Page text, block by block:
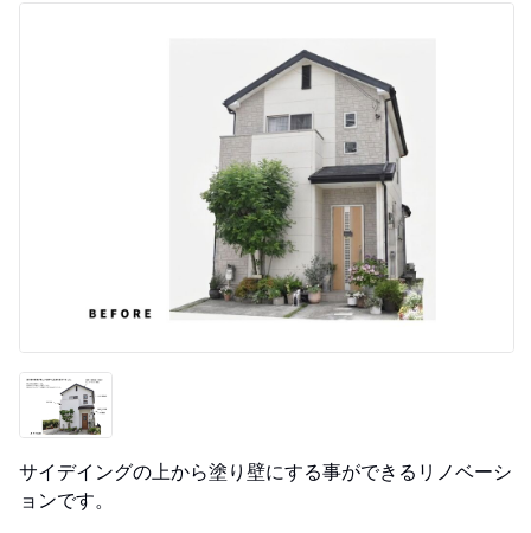
サイデイングの上から塗り壁にする事ができるリノベーシ
ョンです。